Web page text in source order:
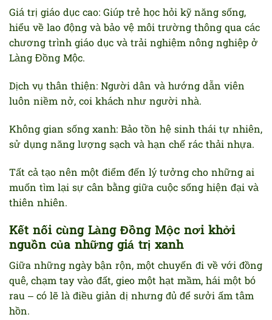
Giá trị giáo dục cao: Giúp trẻ học hỏi kỹ năng sống,
hiểu về lao động và bảo vệ môi trường thông qua các
chương trình giáo dục và trải nghiệm nông nghiệp ở
Làng Đồng Mộc.
Dịch vụ thân thiện: Người dân và hướng dẫn viên
luôn niềm nở, coi khách như người nhà.
Không gian sống xanh: Bảo tồn hệ sinh thái tự nhiên,
sử dụng năng lượng sạch và hạn chế rác thải nhựa.
Tất cả tạo nên một điểm đến lý tưởng cho những ai
muốn tìm lại sự cân bằng giữa cuộc sống hiện đại và
thiên nhiên.
Kết nối cùng Làng Đồng Mộc nơi khởi
nguồn của những giá trị xanh
Giữa những ngày bận rộn, một chuyến đi về với đồng
quê, chạm tay vào đất, gieo một hạt mầm, hái một bó
rau – có lẽ là điều giản dị nhưng đủ để sưởi ấm tâm
hồn.